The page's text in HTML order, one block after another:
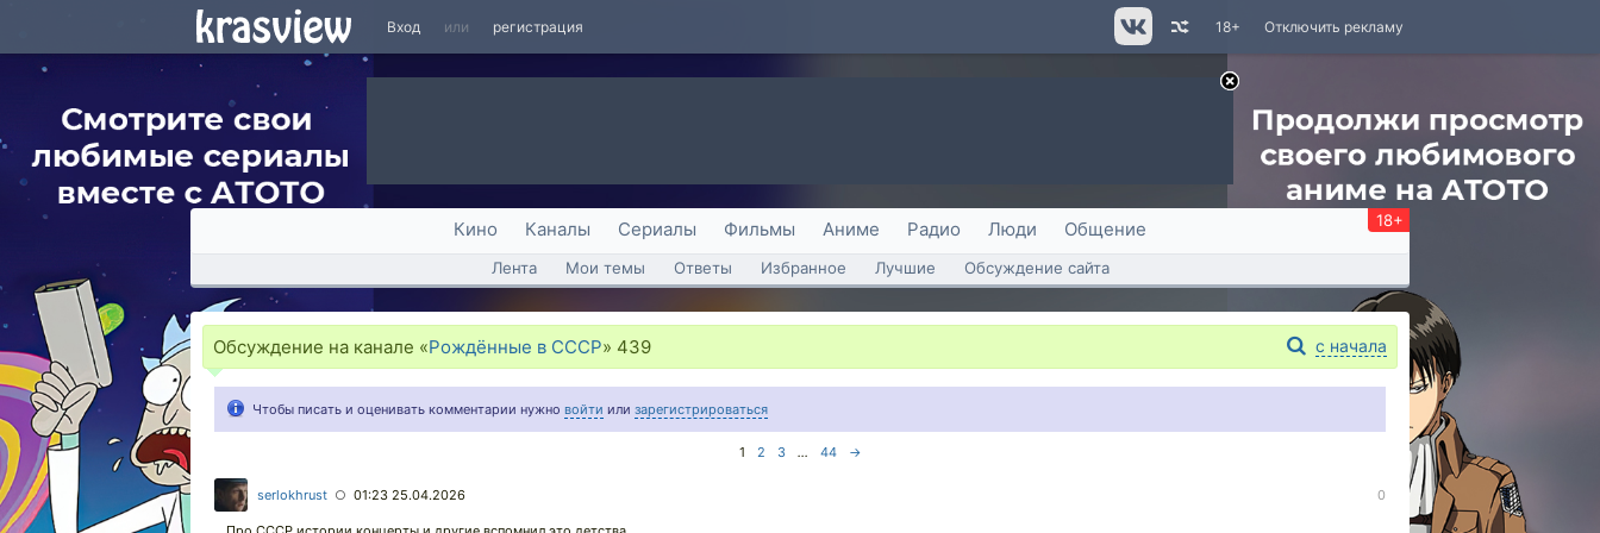
Вход или регистрация Отключить рекламу
18+
Кино Каналы Сериалы Фильмы Аниме Радио Люди Общение 18+
Лента Мои темы Ответы Избранное Лучшие Обсуждение сайта
Обсуждение на канале «Рождённые в СССР» 439 с начала
Чтобы писать и оценивать комментарии нужно войти или зарегистрироваться
1 2 3 ... 44 →
serlokhrust ○ 01:23 25.04.2026 0